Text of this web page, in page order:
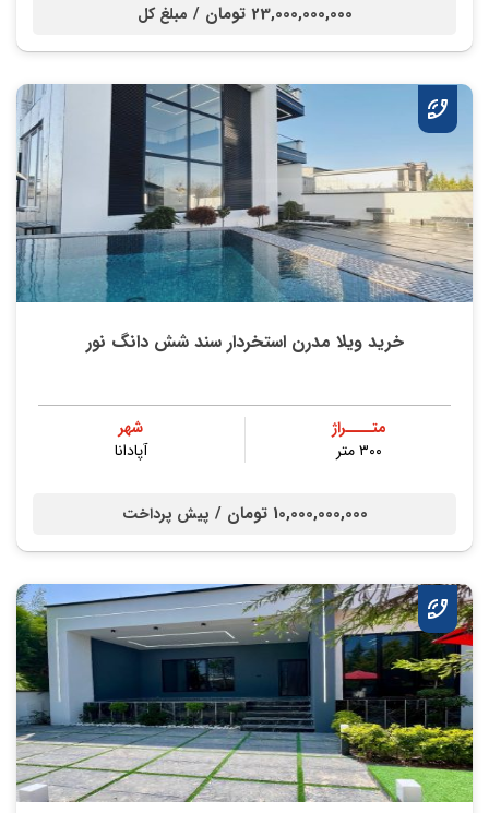
23,000,000,000 تومان / مبلغ کل
خرید ویلا مدرن استخردار سند شش دانگ نور
متــــراژ
۳۰۰ متر
شهر
آپادانا
10,000,000,000 تومان / پیش پرداخت